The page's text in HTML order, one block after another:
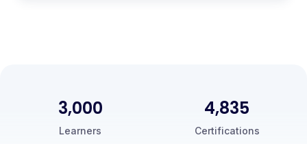
3,000
Learners
5,000
Certifications